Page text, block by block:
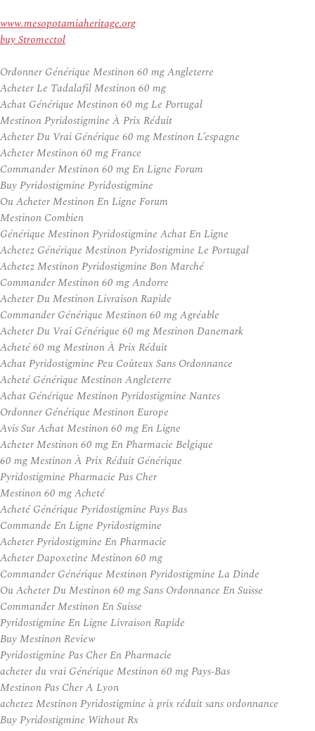
www.mesopotamiaheritage.org
buy Stromectol
Ordonner Générique Mestinon 60 mg Angleterre
Acheter Le Tadalafil Mestinon 60 mg
Achat Générique Mestinon 60 mg Le Portugal
Mestinon Pyridostigmine À Prix Réduit
Acheter Du Vrai Générique 60 mg Mestinon L’espagne
Acheter Mestinon 60 mg France
Commander Mestinon 60 mg En Ligne Forum
Buy Pyridostigmine Pyridostigmine
Ou Acheter Mestinon En Ligne Forum
Mestinon Combien
Générique Mestinon Pyridostigmine Achat En Ligne
Achetez Générique Mestinon Pyridostigmine Le Portugal
Achetez Mestinon Pyridostigmine Bon Marché
Commander Mestinon 60 mg Andorre
Acheter Du Mestinon Livraison Rapide
Commander Générique Mestinon 60 mg Agréable
Acheter Du Vrai Générique 60 mg Mestinon Danemark
Acheté 60 mg Mestinon À Prix Réduit
Achat Pyridostigmine Peu Coûteux Sans Ordonnance
Acheté Générique Mestinon Angleterre
Achat Générique Mestinon Pyridostigmine Nantes
Ordonner Générique Mestinon Europe
Avis Sur Achat Mestinon 60 mg En Ligne
Acheter Mestinon 60 mg En Pharmacie Belgique
60 mg Mestinon À Prix Réduit Générique
Pyridostigmine Pharmacie Pas Cher
Mestinon 60 mg Acheté
Acheté Générique Pyridostigmine Pays Bas
Commande En Ligne Pyridostigmine
Acheter Pyridostigmine En Pharmacie
Acheter Dapoxetine Mestinon 60 mg
Commander Générique Mestinon Pyridostigmine La Dinde
Ou Acheter Du Mestinon 60 mg Sans Ordonnance En Suisse
Commander Mestinon En Suisse
Pyridostigmine En Ligne Livraison Rapide
Buy Mestinon Review
Pyridostigmine Pas Cher En Pharmacie
acheter du vrai Générique Mestinon 60 mg Pays-Bas
Mestinon Pas Cher A Lyon
achetez Mestinon Pyridostigmine à prix réduit sans ordonnance
Buy Pyridostigmine Without Rx